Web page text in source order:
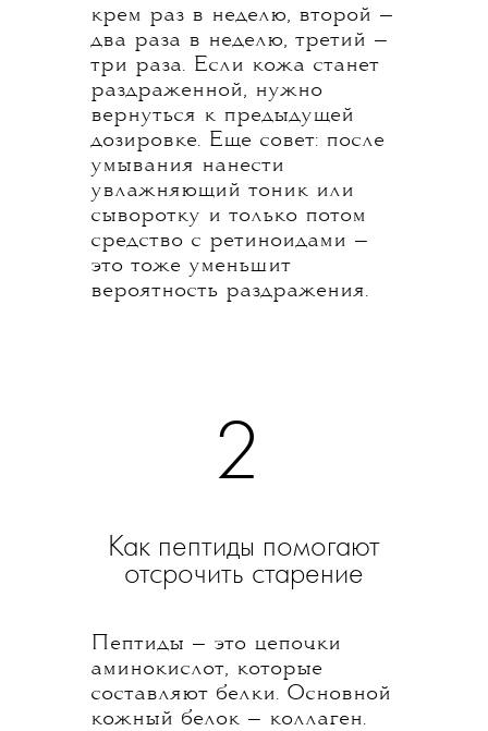
крем раз в неделю, второй —
два раза в неделю, третий —
три раза. Если кожа станет
раздраженной, нужно
вернуться к предыдущей
дозировке. Еще совет: после
умывания нанести
увлажняющий тоник или
сыворотку и только потом
средство с ретиноидами —
это тоже уменьшит
вероятность раздражения.
2
Как пептиды помогают
отсрочить старение
Пептиды — это цепочки
аминокислот, которые
составляют белки. Основной
кожный белок — коллаген.